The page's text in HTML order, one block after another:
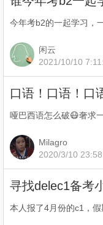
今年考b2的一起学习，
闲云
2021/10/10
口语！口语！口
哑巴西语怎么破😷奢求
Milagro
2020/3/10
寻找delec1备考
本人报了4月份的c1，